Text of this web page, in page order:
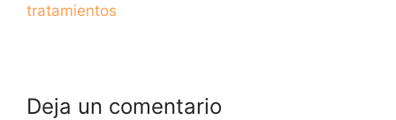
tratamientos
Deja un comentario